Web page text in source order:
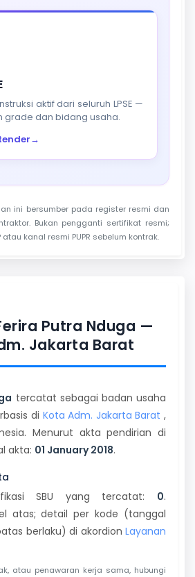
aktif dari seluruh LPSE —
grade dan bidang usaha.
→
ini bersumber pada register resmi dan
Bukan pengganti sertifikat resmi;
kanal resmi PUPR sebelum kontrak.
Putra Nduga —
Jakarta Barat
tercatat sebagai badan usaha
di Kota Adm. Jakarta Barat ,
Menurut akta pendirian di
akta: 01 January 2018.
SBU yang tercatat: 0.
atas; detail per kode (tanggal
berlaku) di akordion Layanan
atau penawaran kerja sama, hubungi